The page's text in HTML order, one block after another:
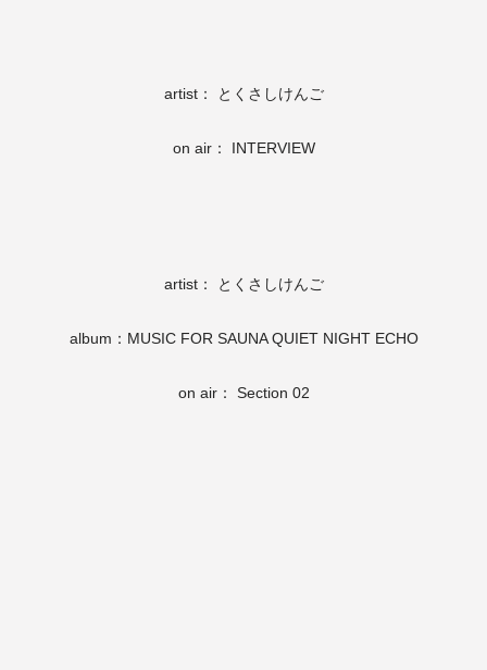
artist： とくさしけんご
on air： INTERVIEW
artist： とくさしけんご
album：MUSIC FOR SAUNA QUIET NIGHT ECHO
on air： Section 02